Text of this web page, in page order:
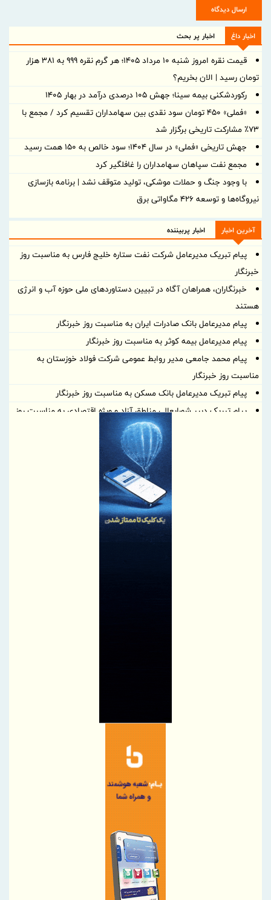
ارسال دیدگاه
اخبار داغ اخبار پر بحث
قیمت نقره امروز شنبه ۱۰ مرداد ۱۴۰۵؛ هر گرم نقره ۹۹۹ به ۳۸۱ هزار
تومان رسید | الان بخریم؟
رکوردشکنی بیمه سینا؛ جهش 105 درصدی درآمد در بهار 1405
«فملی» ۴۵۰ تومان سود نقدی بین سهامداران تقسیم کرد / مجمع با
۷۳٪ مشارکت تاریخی برگزار شد
جهش تاریخی «فملی» در سال ۱۴۰۴؛ سود خالص به ۱۵۰ همت رسید
مجمع نفت سپاهان سهامداران را غافلگیر کرد
با وجود جنگ و حملات موشکی، تولید متوقف نشد | برنامه بازسازی
نیروگاه‌ها و توسعه ۴۲۶ مگاواتی برق
آخرین اخبار اخبار پربیننده
پیام تبریک مدیرعامل شرکت نفت ستاره خلیج فارس به مناسبت روز
خبرنگار
خبرنگاران، همراهان آگاه در تبیین دستاوردهای ملی حوزه آب و انرژی
هستند
پیام مدیرعامل بانک صادرات ایران به مناسبت روز خبرنگار
پیام مدیرعامل بیمه کوثر به مناسبت روز خبرنگار
پیام محمد جامعی مدیر روابط عمومی شرکت فولاد خوزستان به
مناسبت روز خبرنگار
پیام تبریک مدیرعامل بانک مسکن به مناسبت روز خبرنگار
پیام تبریک دبیر شورایعالی مناطق آزاد و ویژه اقتصادی به مناسبت روز
بلوغ نظام‌های مدیریتی در فولاد آلیاژی ایران با تمدید گواهینامه‌های
پیام مدیرعامل شرکت ملی صنایع مس ایران به‌مناسبت «روز خبرنگار»
پیام تبریک رئیس پژوهشکده بیمه به مناسبت روز خبرنگار
پیام تبریک مدیرعامل بانک تجارت به مناسبت روز خبرنگار
تأکید معاون وزیر صمت بر نقش حیاتی رسانه‌ها در روایت صحیح
*پیامک مهم بانک مرکزی برای دریافت تسهیلات
اربعین؛ حماسه باشکوه خدمت، ایثار و نجات جان انسان‌ها در مکتب
ممیزی بیمه آسیا / کارآمدی ستاد در ترازوی برنامه تحول و اقتصاد
تعیین اولویت‌بندی توزیع برق پتروشیمی‌ها، صرفا با شرکت ملی صنایع
تعیین اولویت‌بندی توزیع برق پتروشیمی‌ها، صرفا با شرکت ملی صنایع
توسعه زنجیره صنعت مس با تکیه بر اکتشاف و مدل‌های نوین تأمین